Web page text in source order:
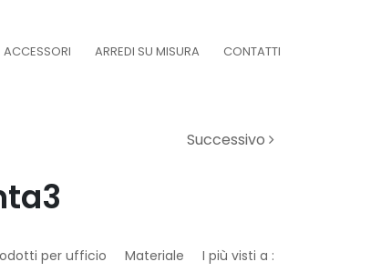
ACCESSORI ARREDI SU MISURA CONTATTI
Successivo
per ufficio Materiale I più visti a :